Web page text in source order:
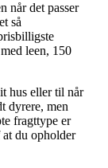
når det passer
så
leen, 150
hus eller til når
dyrere, men
fragttype er
du opholder